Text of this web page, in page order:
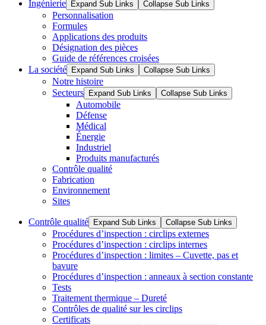
Ingénierie Expand Sub Links Collapse Sub Links
Personnalisation
Formules
Applications des produits
Désignation des pièces
Guide de références croisées
La société
Expand Sub Links Collapse Sub Links
Notre histoire
Secteurs
Expand Sub Links Collapse Sub Links
Automobile
Défense
Médical
Énergie
Industriel
Produits manufacturés
Contrôle qualité
Fabrication
Environnement
Sites
Contrôle qualité Expand Sub Links Collapse Sub Links
Procédures d’inspection : circlips externes
Procédures d’inspection : circlips internes
Procédures d’inspection : limites – Cuvette, pas et
bavure
Procédures d’inspection : anneaux à section constante
Tests
Traitement thermique – Dureté
Contrôles de qualité sur les circlips
Certificats